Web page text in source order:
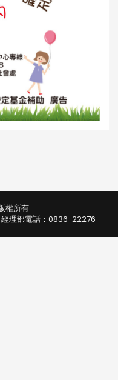
權所有
經理部電話：0836-22276